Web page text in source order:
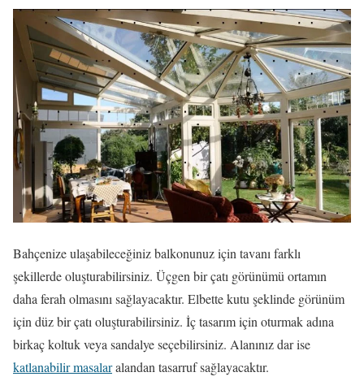
Bahçenize ulaşabileceğiniz balkonunuz için tavanı farklı
şekillerde oluşturabilirsiniz. Üçgen bir çatı görünümü ortamın
daha ferah olmasını sağlayacaktır. Elbette kutu şeklinde görünüm
için düz bir çatı oluşturabilirsiniz. İç tasarım için oturmak adına
birkaç koltuk veya sandalye seçebilirsiniz. Alanınız dar ise
katlanabilir masalaralandan tasarruf sağlayacaktır.